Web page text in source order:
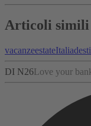
Articoli simili
vacanzeestateItalia
DI N26Love your